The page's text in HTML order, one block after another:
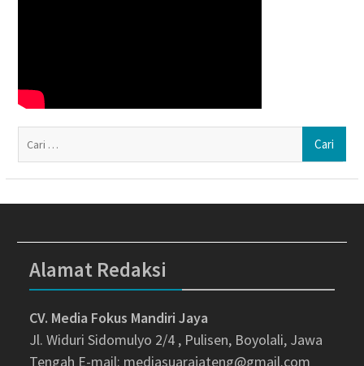
Alamat Redaksi
CV. Media Fokus Mandiri Jaya
Jl. Widuri Sidomulyo 2/4 , Pulisen, Boyolali, Jawa
Tengah E-mail: mediasuarajateng@gmail.com